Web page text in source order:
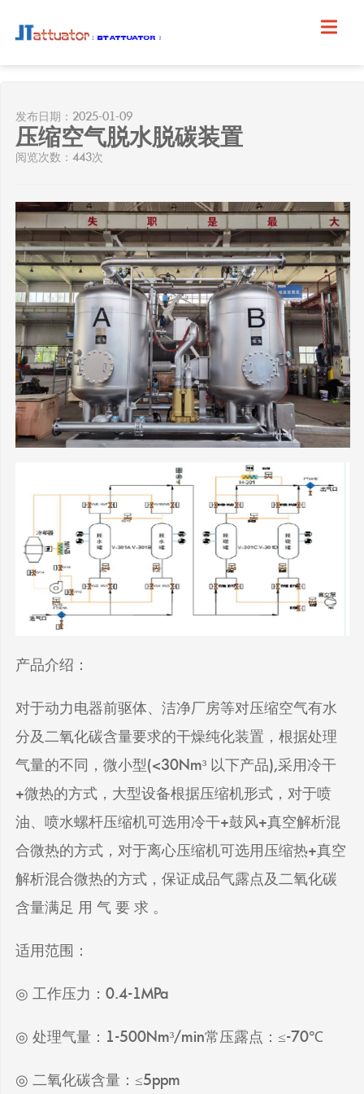
发布日期：2025-01-09
压缩空气脱水脱碳装置
阅览次数：443次
产品介绍：
对于动力电器前驱体、洁净厂房等对压缩空气有水
分及二氧化碳含量要求的干燥纯化装置，根据处理
气量的不同，微小型(<30Nm³ 以下产品),采用冷干
+微热的方式，大型设备根据压缩机形式，对于喷
油、喷水螺杆压缩机可选用冷干+鼓风+真空解析混
合微热的方式，对于离心压缩机可选用压缩热+真空
解析混合微热的方式，保证成品气露点及二氧化碳
含量满足 用 气 要 求 。
适用范围：
◎ 工作压力：0.4-1MPa
◎ 处理气量：1-500Nm³/min常压露点：≤-70℃
◎ 二氧化碳含量：≤5ppm